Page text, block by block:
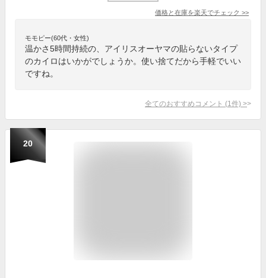
価格と在庫を楽天でチェック >>
モモピー(60代・女性)
温かさ5時間持続の、アイリスオーヤマの貼らないタイプ
のカイロはいかがでしょうか。使い捨てだから手軽でいい
ですね。
全てのおすすめコメント (1 件) >
20